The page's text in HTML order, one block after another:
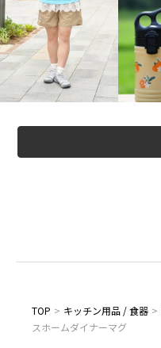
TOP > キッチン用品 / 食器 >
スホームダイナーマグ